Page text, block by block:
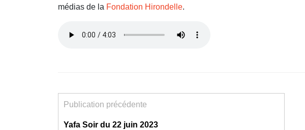
médias de la Fondation Hirondelle.
Publication précédente
Yafa Soir du 22 juin 2023